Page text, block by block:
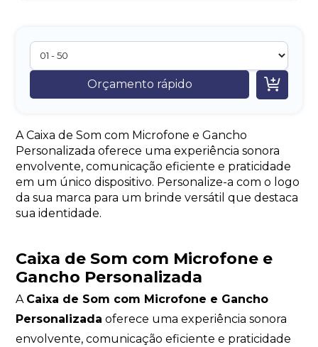
Orçamento rápido 
A Caixa de Som com Microfone e Gancho
Personalizada oferece uma experiência sonora
envolvente, comunicação eficiente e praticidade
em um único dispositivo. Personalize-a com o logo
da sua marca para um brinde versátil que destaca
sua identidade.
Caixa de Som com Microfone e
Gancho Personalizada
A Caixa de Som com Microfone e Gancho
Personalizada oferece uma experiência sonora
envolvente, comunicação eficiente e praticidade